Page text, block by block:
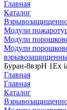
Главная
Каталог
Модули
Модули
Модули
Буран-8взрН 1Ex
Главная
Главная
Каталог